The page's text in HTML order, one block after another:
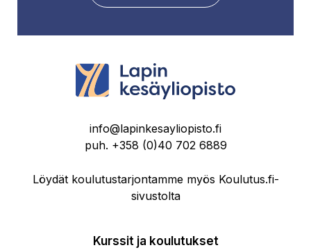
info@lapinkesayliopisto.fi
puh. +358 (0)40 702 6889
Löydät koulutustarjontamme myös Koulutus.fi-
sivustolta
Kurssit ja koulutukset